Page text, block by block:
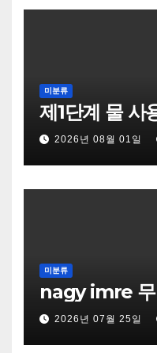
미분류
제1단계 물 사
2026년 08월 01일
미분류
nagy imre 무
2026년 07월 25일